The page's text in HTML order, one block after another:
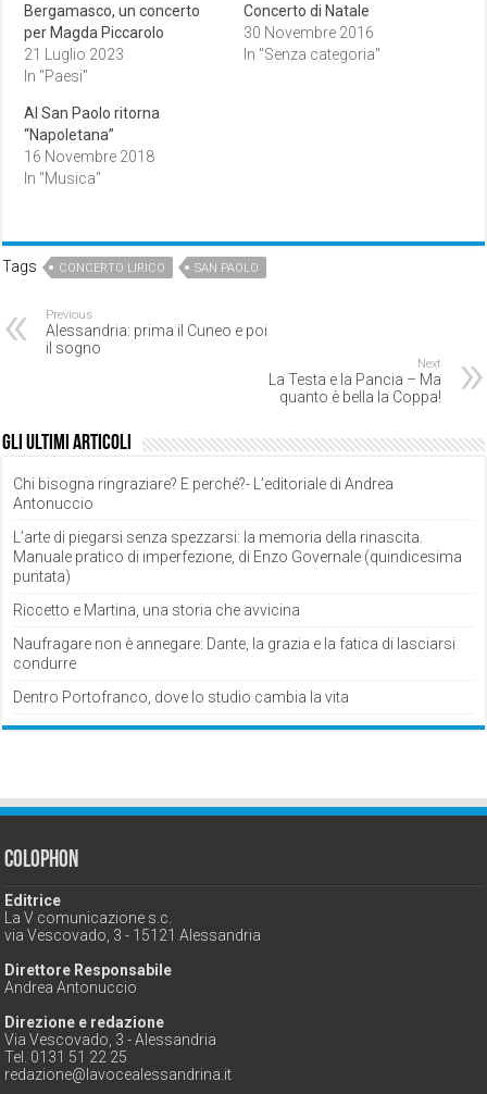
Bergamasco, un concerto
per Magda Piccarolo
21 Luglio 2023
In "Paesi"
Concerto di Natale
30 Novembre 2016
In "Senza categoria"
Al San Paolo ritorna
“Napoletana”
16 Novembre 2018
In "Musica"
Tags CONCERTO LIRICO SAN PAOLO
Previous
Alessandria: prima il Cuneo e poi
il sogno
Next
La Testa e la Pancia – Ma
quanto è bella la Coppa!
Gli ultimi articoli
Chi bisogna ringraziare? E perché?- L’editoriale di Andrea
Antonuccio
L’arte di piegarsi senza spezzarsi: la memoria della rinascita.
Manuale pratico di imperfezione, di Enzo Governale (quindicesima
puntata)
Riccetto e Martina, una storia che avvicina
Naufragare non è annegare: Dante, la grazia e la fatica di lasciarsi
condurre
Dentro Portofranco, dove lo studio cambia la vita
Colophon
Editrice
La V comunicazione s.c.
via Vescovado, 3 - 15121 Alessandria
Direttore Responsabile
Andrea Antonuccio
Direzione e redazione
Via Vescovado, 3 - Alessandria
Tel. 0131 51 22 25
redazione@lavocealessandrina.it